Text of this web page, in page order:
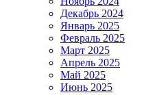
Декабрь 2024
Январь 2025
Февраль 2025
Март 2025
Апрель 2025
Май 2025
Июнь 2025